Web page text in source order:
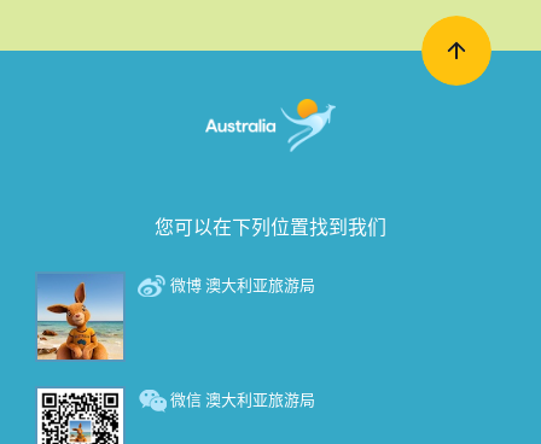
您可以在下列位置找到我们
微博 澳大利亚旅游局
微信 澳大利亚旅游局